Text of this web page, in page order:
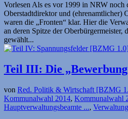
Vorlesen Als es vor 1999 in NRW noch
Oberstadt­direktor und (ehrenamt­licher)
waren die „Fronten“ klar. Hier die
an deren Spitze der Ober­bürger­meister,
gewählt...
Teil III: Die
von Red. Politik & Wirtschaft [BZMG
Kommunalwahl 2014, Kommunalwahl
Hauptverwaltungsbeamte ...,